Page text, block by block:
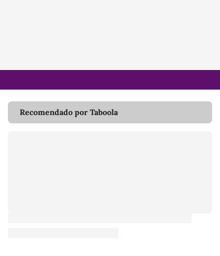
Recomendado por Taboola